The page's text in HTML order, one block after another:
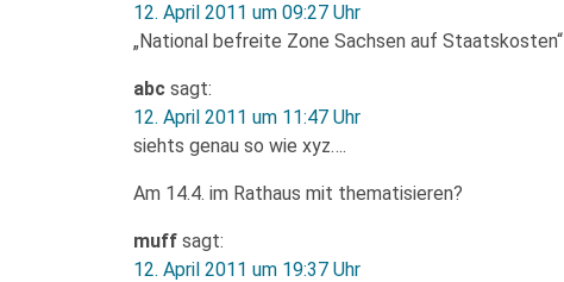
12. April 2011 um 09:27 Uhr
„National befreite Zone Sachsen auf Staatskosten“
abc sagt:
12. April 2011 um 11:47 Uhr
siehts genau so wie xyz….
Am 14.4. im Rathaus mit thematisieren?
muff sagt:
12. April 2011 um 19:37 Uhr